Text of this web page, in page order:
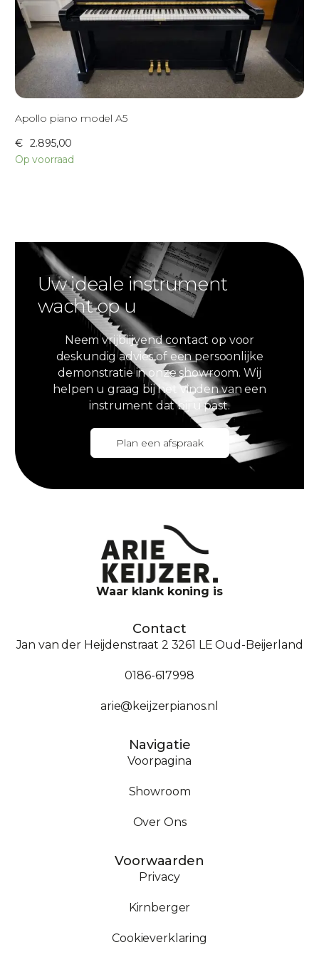
Apollo piano model A5
€ 2.895,00
Op voorraad
Uw ideale instrument
wacht op u
Neem vrijblijvend contact op voor
deskundig advies of een persoonlijke
demonstratie in onze showroom. Wij
helpen u graag bij het vinden van een
instrument dat bij u past.
Plan een afspraak
Waar klank koning is
Contact
Jan van der Heijdenstraat 2 3261 LE Oud-Beijerland
0186-617998
arie@keijzerpianos.nl
Navigatie
Voorpagina
Showroom
Over Ons
Voorwaarden
Privacy
Kirnberger
Cookieverklaring